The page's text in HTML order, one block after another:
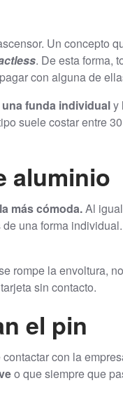
Un concepto
. De esta forma,
con alguna de
funda individualy
suele costar entre
aluminio
más cómoda.Al
de una forma
rompe la envoltura,
sin contacto.
el pin
con la
o que siempre que